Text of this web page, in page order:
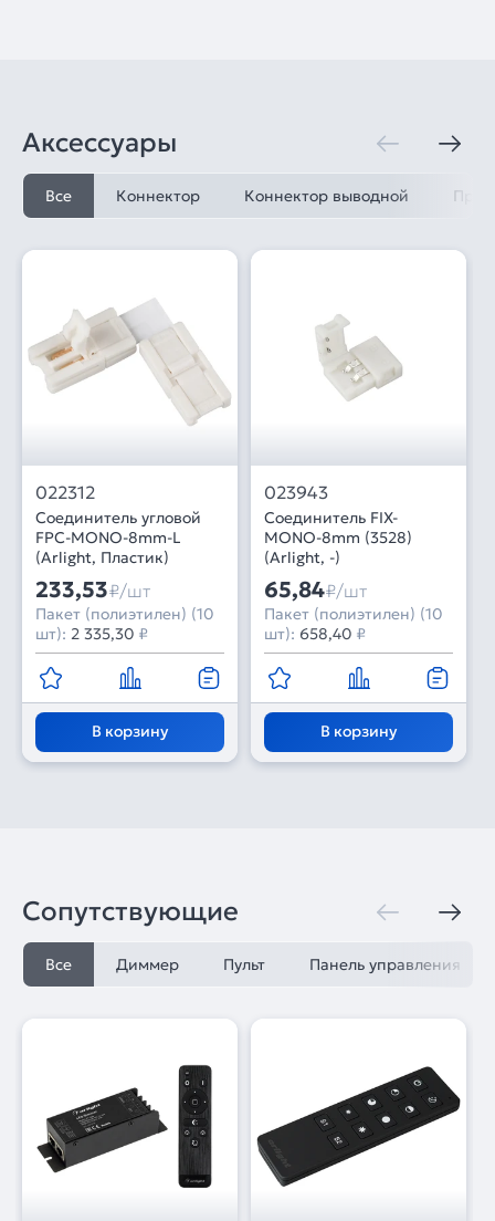
Аксессуары
Все Коннектор Коннектор выводной
022312
Соединитель угловой
FPC-MONO-8mm-L
(Arlight, Пластик)
233,53₽/шт
Пакет (полиэтилен) (10
шт): 2 335,30 ₽
В корзину
023943
Соединитель FIX-
MONO-8mm (3528)
(Arlight, -)
65,84₽/шт
Пакет (полиэтилен) (10
шт): 658,40 ₽
В корзину
Сопутствующие
Все Диммер Пульт Панель управления